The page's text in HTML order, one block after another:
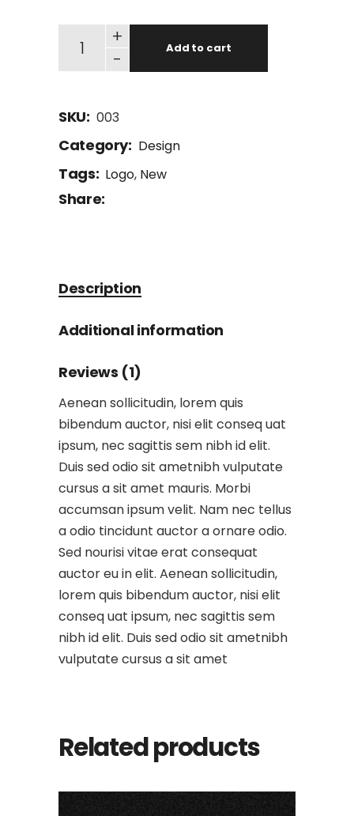
-
+
Add to cart
SKU: 003
Category: Design
Tags: Logo, New
Share:
Description
Additional information
Reviews (1)
Aenean sollicitudin, lorem quis
bibendum auctor, nisi elit conseq uat
ipsum, nec sagittis sem nibh id elit.
Duis sed odio sit ametnibh vulputate
cursus a sit amet mauris. Morbi
accumsan ipsum velit. Nam nec tellus
a odio tincidunt auctor a ornare odio.
Sed nourisi vitae erat consequat
auctor eu in elit. Aenean sollicitudin,
lorem quis bibendum auctor, nisi elit
conseq uat ipsum, nec sagittis sem
nibh id elit. Duis sed odio sit ametnibh
vulputate cursus a sit amet
Related products